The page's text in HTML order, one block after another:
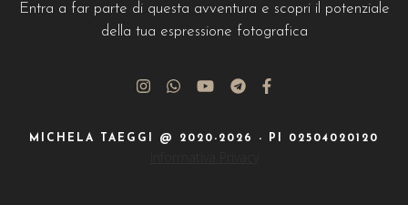
Entra a far parte di questa avventura e scopri il potenziale
della tua espressione fotografica
MICHELA TAEGGI @ 2020-2026 - PI 02504020120